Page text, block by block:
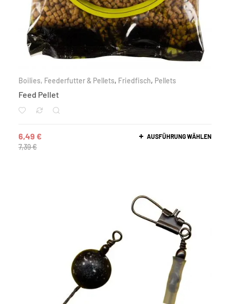
Boilies, Feederfutter & Pellets, Friedfisch, Pellets
Feed Pellet
7,39€
6,49 € AUSFÜHRUNG WÄHLEN